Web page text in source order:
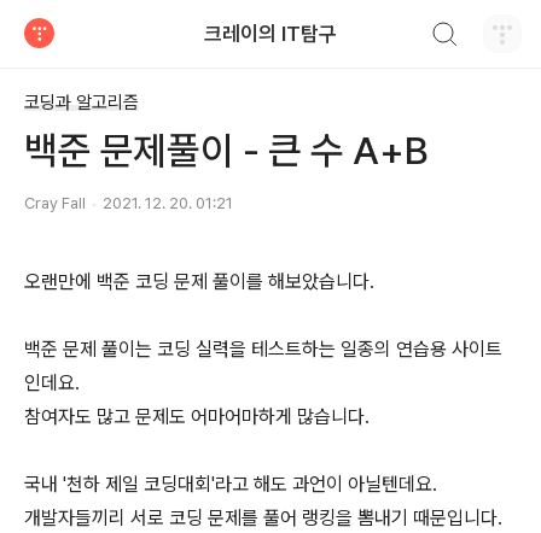
크레이의 IT탐구
코딩과 알고리즘
백준 문제풀이 - 큰 수 A+B
Cray Fall 2021. 12. 20. 01:21
오랜만에 백준 코딩 문제 풀이를 해보았습니다.
백준 문제 풀이는 코딩 실력을 테스트하는 일종의 연습용 사이트
인데요.
참여자도 많고 문제도 어마어마하게 많습니다.
국내 '천하 제일 코딩대회'라고 해도 과언이 아닐텐데요.
개발자들끼리 서로 코딩 문제를 풀어 랭킹을 뽐내기 때문입니다.